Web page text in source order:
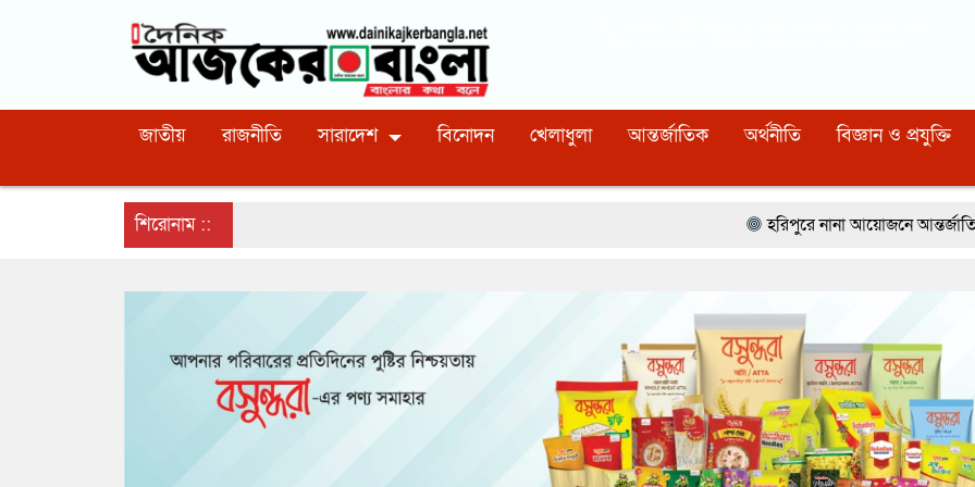
জাতীয় রাজনীতি সারাদেশ বিনোদন খেলাধুলা আন্তর্জাতিক অর্থনীতি বিজ্ঞান ও প্রযুক্তি
শিরোনাম :: হরিপুরে নানা আয়োজনে আন্তর্জাতিক আদিবাসী দিবস